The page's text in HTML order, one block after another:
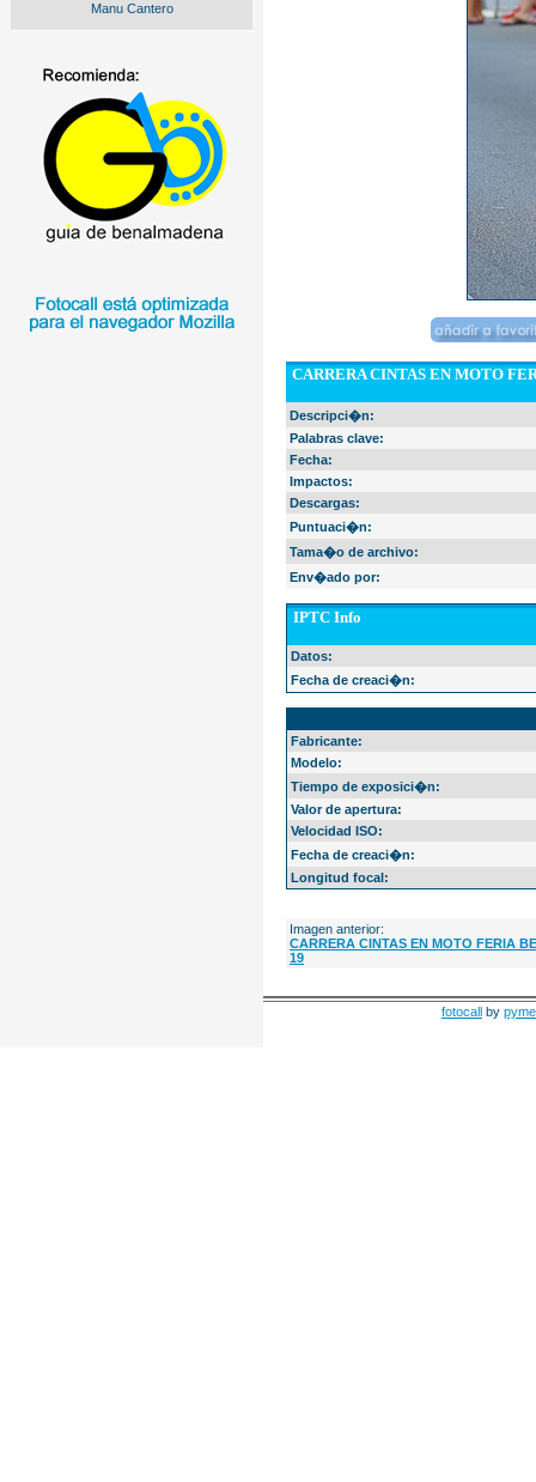
Manu Cantero
CARRERA CINTAS EN MOTO
Descripci�n:
Palabras clave:
Fecha:
Impactos:
Descargas:
Puntuaci�n:
Tama�o de archivo:
Env�ado por:
IPTC Info
Datos:
Fecha de creaci�n:
Fabricante:
Modelo:
Tiempo de exposici�n:
Valor de apertura:
Velocidad ISO:
Fecha de creaci�n:
Longitud focal:
Imagen anterior:
CARRERA CINTAS EN MOTO FERIA
19
fotocall by